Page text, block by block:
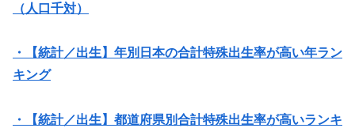
（人口千対）
・【統計／出生】年別日本の合計特殊出生率が高い年ラン
キング
・【統計／出生】都道府県別合計特殊出生率が高いランキ